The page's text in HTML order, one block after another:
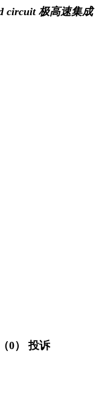
circuit 极高速集成
0） 投诉